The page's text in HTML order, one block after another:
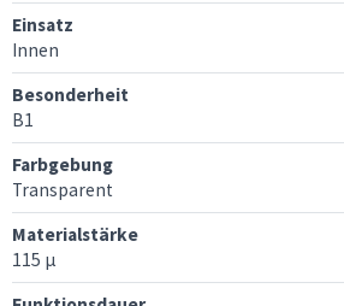
Einsatz
Innen
Besonderheit
B1
Farbgebung
Transparent
Materialstärke
115 μ